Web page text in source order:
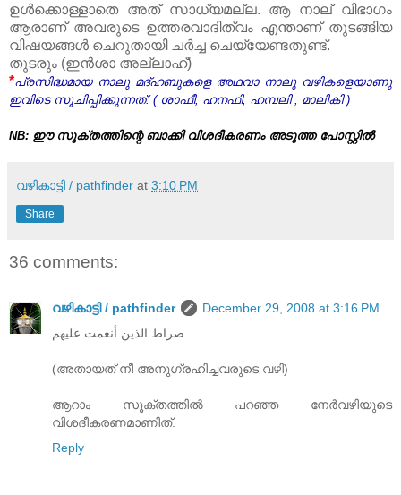
ഉള്‍ക്കൊള്ളാതെ അത്‌ സാധ്യമല്ല. ആ നാല്‌ വിഭാഗം
ആരാണ്‌ അവരുടെ ഉത്തരവാദിത്വം എന്താണ്‌ തുടങ്ങിയ
വിഷയങ്ങള്‍ ചെറുതായി ചര്‍ച്ച ചെയ്യേണ്ടതുണ്ട്‌.
തുടരും (ഇന്‍ശാ അല്ലാഹ്‌)
*പ്രസിദ്ധമായ നാലു മദ്‌ഹബുകളെ അഥവാ നാലു വഴികളെയാണു
ഇവിടെ സൂചിപ്പിക്കുന്നത്‌. ( ശാഫീ, ഹനഫി, ഹമ്പലി , മാലികി )
NB: ഈ സൂക്തത്തിന്റെ ബാക്കി വിശദീകരണം അടുത്ത പോസ്റ്റില്‍
വഴികാട്ടി / pathfinder at 3:10 PM
Share
36 comments:
വഴികാട്ടി / pathfinder
December 29, 2008 at 3:16 PM
صراط الذين أنعمت عليهم
(അതായത്‌ നീ അനുഗ്രഹിച്ചവരുടെ വഴി)
ആറാം സൂക്തത്തില്‍ പറഞ്ഞ നേര്‍വഴിയുടെ
വിശദീകരണമാണിത്‌.
Reply